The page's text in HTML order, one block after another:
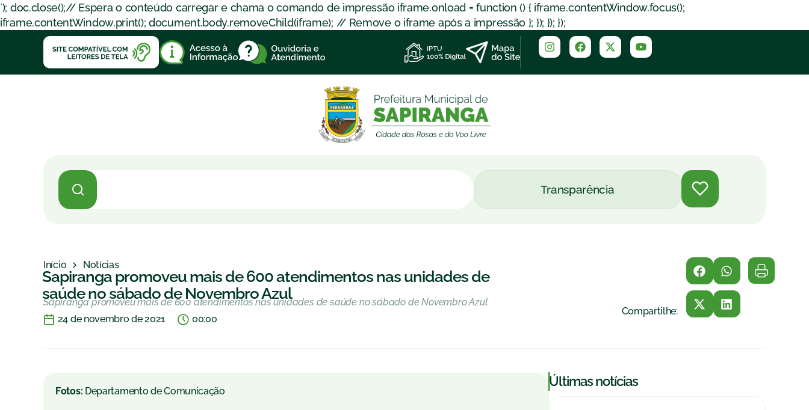
`); doc.close();// Espera o conteúdo carregar e chama o comando de impressão iframe.onload = function () { iframe.contentWindow.focus();
iframe.contentWindow.print(); document.body.removeChild(iframe); // Remove o iframe após a impressão }; }); }); });
Transparência
Início Notícias
Sapiranga promoveu mais de 600 atendimentos nas unidades de
saúde no sábado de Novembro Azul
Sapiranga promoveu mais de 600 atendimentos nas unidades de saúde no sábado de Novembro Azul
24 de novembro de 2021
00:00
Compartilhe:
Fotos: Departamento de Comunicação |Últimas notícias